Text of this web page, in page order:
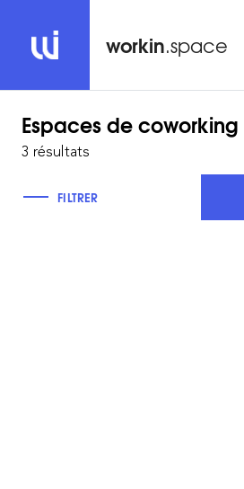
workin.space
Espaces de coworking
3 résultats
FILTRER